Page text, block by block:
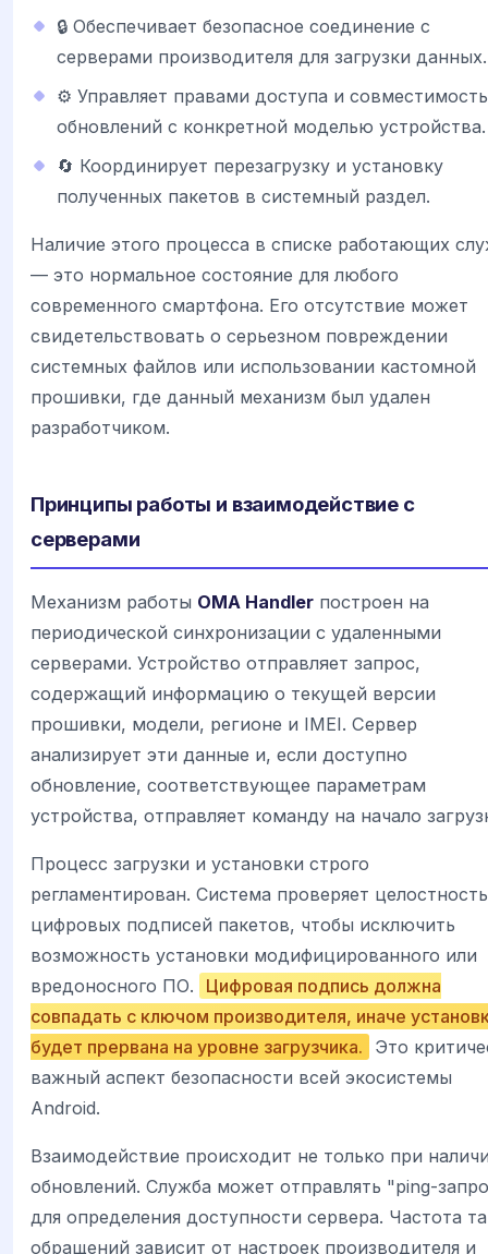
🔒 Обеспечивает безопасное соединение с
серверами производителя для загрузки данных.
⚙️ Управляет правами доступа и
обновлений с конкретной моделью устройства.
🔄 Координирует перезагрузку и установку
полученных пакетов в системный раздел.
Наличие этого процесса в списке работающих
— это нормальное состояние для любого
современного смартфона. Его отсутствие может
свидетельствовать о серьезном повреждении
системных файлов или использовании кастомной
прошивки, где данный механизм был удален
разработчиком.
Принципы работы и взаимодействие с
серверами
Механизм работы OMA Handler построен на
периодической синхронизации с удаленными
серверами. Устройство отправляет запрос,
содержащий информацию о текущей версии
прошивки, модели, регионе и IMEI. Сервер
анализирует эти данные и, если доступно
обновление, соответствующее параметрам
устройства, отправляет команду на начало
Процесс загрузки и установки строго
регламентирован. Система проверяет целостность
цифровых подписей пакетов, чтобы исключить
возможность установки модифицированного или
вредоносного ПО.
Цифровая подпись должна
совпадать с ключом производителя, иначе
будет прервана на уровне загрузчика.
Это
важный аспект безопасности всей экосистемы
Android.
Взаимодействие происходит не только при
обновлений. Служба может отправлять "ping-
для определения доступности сервера. Частота
обращений зависит от настроек производителя и